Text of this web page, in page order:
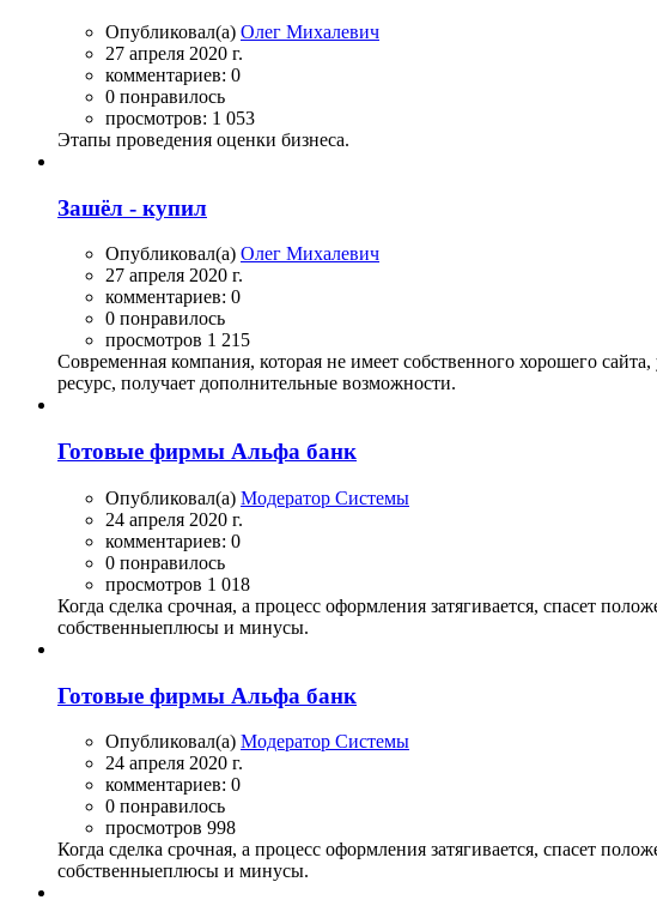
Опубликовал(а) Олег Михалевич
27 апреля 2020 г.
комментариев: 0
0 понравилось
просмотров: 1 053
Этапы проведения оценки бизнеса.
Зашёл - купил
Опубликовал(а) Олег Михалевич
27 апреля 2020 г.
комментариев: 0
0 понравилось
просмотров 1 215
Современная компания, которая не имеет собственного хорошего
ресурс, получает дополнительные возможности.
Готовые фирмы Альфа банк
Опубликовал(а) Модератор Системы
24 апреля 2020 г.
комментариев: 0
0 понравилось
просмотров 1 018
Когда сделка срочная, а процесс оформления затягивается, спасет
собственныеплюсы и минусы.
Готовые фирмы Альфа банк
Опубликовал(а) Модератор Системы
24 апреля 2020 г.
комментариев: 0
0 понравилось
просмотров 998
Когда сделка срочная, а процесс оформления затягивается, спасет
собственныеплюсы и минусы.